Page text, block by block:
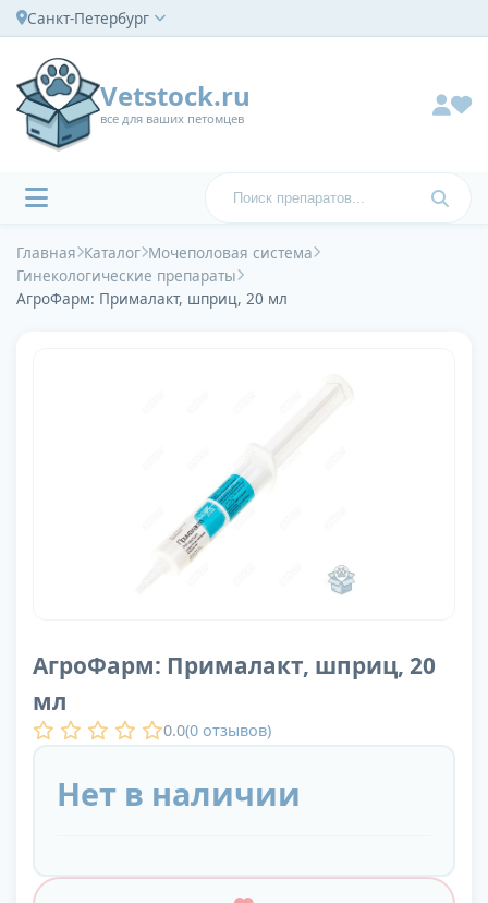
Санкт-Петербург
Vetstock.ru
все для ваших петомцев
Главная Каталог Мочеполовая система
Гинекологические препараты
АгроФарм: Прималакт, шприц, 20 мл
АгроФарм: Прималакт, шприц, 20
мл
0.0(0 отзывов)
Нет в наличии